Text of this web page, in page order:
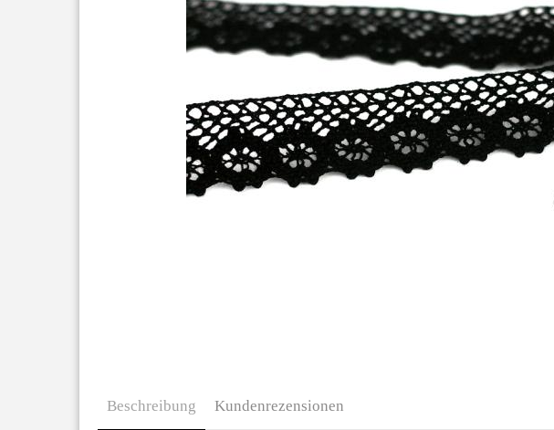
Beschreibung Kundenrezensionen